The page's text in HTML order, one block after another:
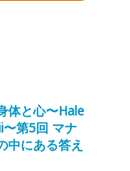
体と心〜Hale
第5回 マナ
中にある答え